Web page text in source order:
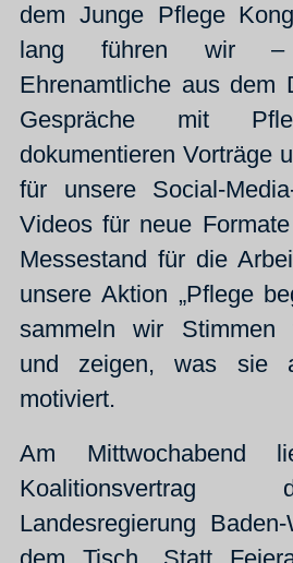
dem Junge Pflege
lang führen wir –
Ehrenamtliche aus dem
Gespräche mit
dokumentieren Vorträge
für unsere Social-
Videos für neue
Messestand für die
unsere Aktion „Pflege
sammeln wir Stimmen
und zeigen, was sie
motiviert.
Am Mittwochabend
Landesregierung